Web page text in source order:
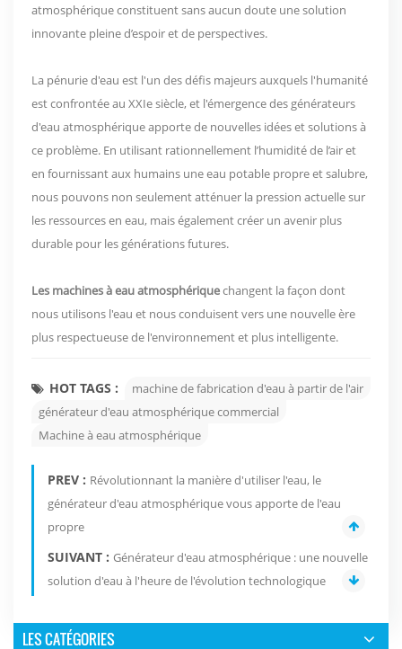
atmosphérique constituent sans aucun doute une solution
innovante pleine d’espoir et de perspectives.
La pénurie d'eau est l'un des défis majeurs auxquels l'humanité
est confrontée au XXIe siècle, et l'émergence des générateurs
d'eau atmosphérique apporte de nouvelles idées et solutions à
ce problème. En utilisant rationnellement l’humidité de l’air et
en fournissant aux humains une eau potable propre et salubre,
nous pouvons non seulement atténuer la pression actuelle sur
les ressources en eau, mais également créer un avenir plus
durable pour les générations futures.
Les machines à eau atmosphériquechangent la façon dont
nous utilisons l'eau et nous conduisent vers une nouvelle ère
plus respectueuse de l'environnement et plus intelligente.
HOT TAGS :
machine de fabrication d'eau à partir de l'air
générateur d'eau atmosphérique commercial
Machine à eau atmosphérique
PREV : Révolutionnant la manière d'utiliser l'eau, le
générateur d'eau atmosphérique vous apporte de l'eau
propre
SUIVANT : Générateur d'eau atmosphérique : une nouvelle
solution d'eau à l'heure de l'évolution technologique
LES CATÉGORIES